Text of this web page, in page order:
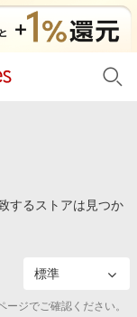
するストアは見つか
ジでご確認ください。